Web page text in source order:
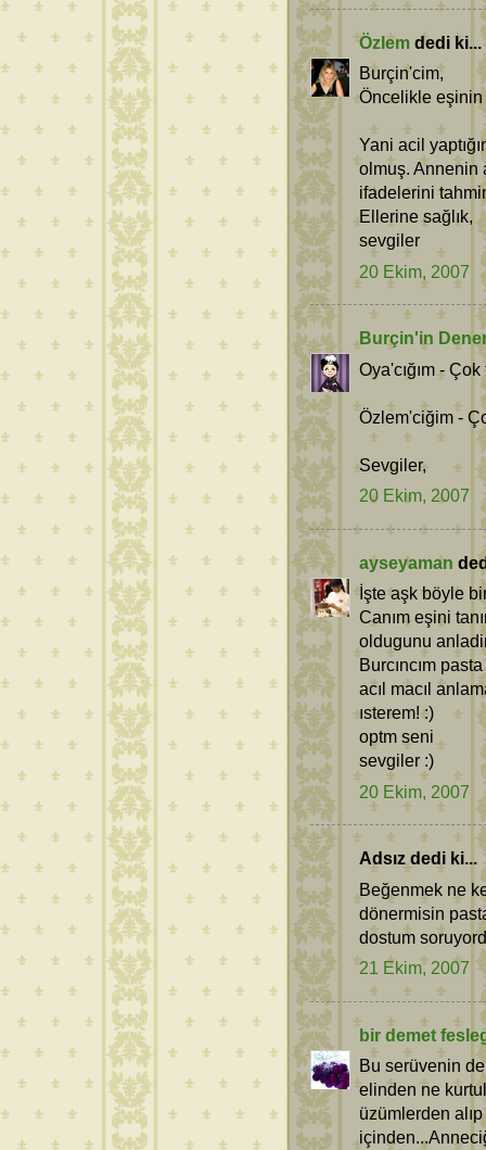
Özlem dedi ki...
Burçin'cim,
Öncelikle eşinin
Yani acil
olmuş. Annenin
ifadelerini
Ellerine sağlık,
sevgiler
20 Ekim, 2007
Burçin'in
Oya'cığım -
Özlem'ciğim -
Sevgiler,
20 Ekim, 2007
ayseyaman
İşte aşk böyle
Canım eşini
oldugunu
Burcıncım
acıl macıl
ısterem! :)
optm seni
sevgiler :)
20 Ekim, 2007
Adsız dedi ki...
Beğenmek ne
dönermisin
dostum
21 Ekim, 2007
bir demet
Bu serüvenin
elinden ne
üzümlerden